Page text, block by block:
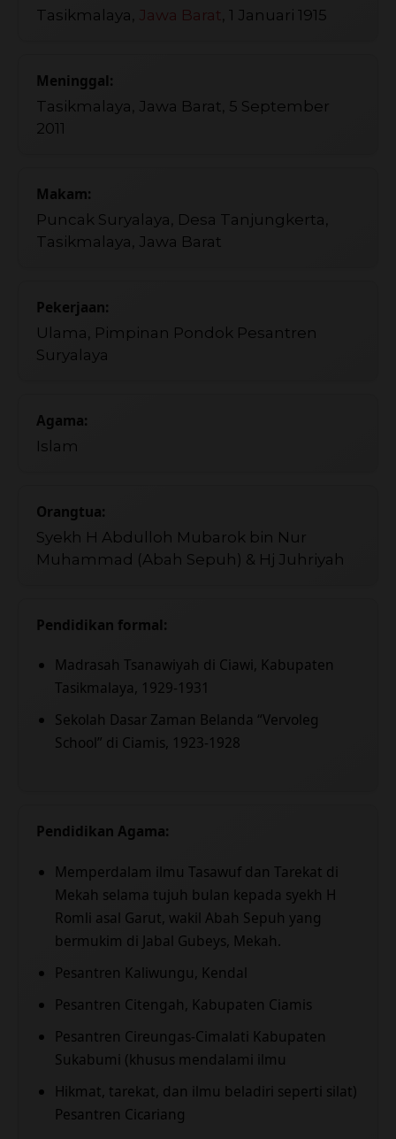
Tasikmalaya, Jawa Barat , 1 Januari 1915
Meninggal:
Tasikmalaya, Jawa Barat, 5 September
2011
Makam:
Puncak Suryalaya, Desa Tanjungkerta,
Tasikmalaya, Jawa Barat
Pekerjaan:
Ulama, Pimpinan Pondok Pesantren
Suryalaya
Agama:
Islam
Orangtua:
Syekh H Abdulloh Mubarok bin Nur
Muhammad (Abah Sepuh) & Hj Juhriyah
Pendidikan formal:
Madrasah Tsanawiyah di Ciawi, Kabupaten
Tasikmalaya, 1929-1931
Sekolah Dasar Zaman Belanda “Vervoleg
School” di Ciamis, 1923-1928
Pendidikan Agama:
Memperdalam ilmu Tasawuf dan Tarekat di
Mekah selama tujuh bulan kepada syekh H
Romli asal Garut, wakil Abah Sepuh yang
bermukim di Jabal Gubeys, Mekah.
Pesantren Kaliwungu, Kendal
Pesantren Citengah, Kabupaten Ciamis
Pesantren Cireungas-Cimalati Kabupaten
Sukabumi (khusus mendalami ilmu
Hikmat, tarekat, dan ilmu beladiri seperti silat)
Pesantren Cicariang